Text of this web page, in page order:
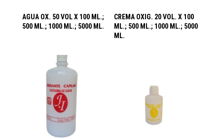
AGUA OX. 50 VOL X 100 ML.;
500 ML.; 1000 ML.; 5000 ML.
CREMA OXIG. 20 VOL. X 100
ML.; 500 ML.; 1000 ML.; 5000
ML.